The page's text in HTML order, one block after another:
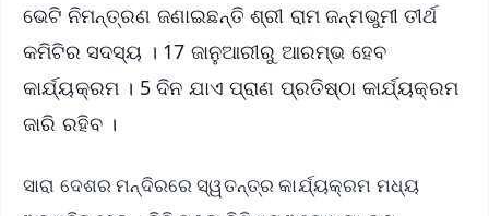
ଭେଟି ନିମନ୍ତ୍ରଣ ଜଣାଇଛନ୍ତି ଶ୍ରୀ ରାମ ଜନ୍ମଭୁମୀ ତୀର୍ଥ
କମିଟିର ସଦସ୍ୟ । 17 ଜାନୁଆରୀରୁ ଆରମ୍ଭ ହେବ
କାର୍ଯ୍ୟକ୍ରମ । 5 ଦିନ ଯାଏ ପ୍ରାଣ ପ୍ରତିଷ୍ଠା କାର୍ଯ୍ୟକ୍ରମ
ଜାରି ରହିବ ।
ସାରା ଦେଶର ମନ୍ଦିରରେ ସ୍ୱତନ୍ତ୍ର କାର୍ଯ୍ୟକ୍ରମ ମଧ୍ୟ